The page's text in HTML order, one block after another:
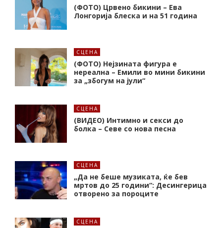
(ФОТО) Црвено бикини – Ева
Лонгорија блеска и на 51 година
СЦЕНА
(ФОТО) Нејзината фигура е
нереална – Емили во мини бикини
за „збогум на јули“
СЦЕНА
(ВИДЕО) Интимно и секси до
болка – Севе со нова песна
СЦЕНА
„Да не беше музиката, ќе бев
мртов до 25 години“: Десингерица
отворено за пороците
СЦЕНА